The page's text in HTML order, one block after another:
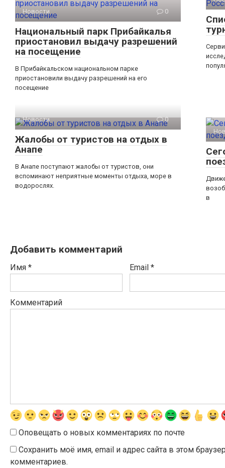
Новости 0
Национальный парк Прибайкалья
приостановил выдачу разрешений
на посещение
В Прибайкальском национальном парке
приостановили выдачу разрешений на его
посещение
Новости 0
Жалобы от туристов на отдых в
Анапе
В Анапе поступают жалобы от туристов, они
вспоминают неприятные моменты отдыха, море в
водорослях.
в
Добавить комментарий
Имя * Email *
Комментарий
Оповещать о новых комментариях по почте
Сохранить моё имя, email и адрес сайта в этом
комментариев.